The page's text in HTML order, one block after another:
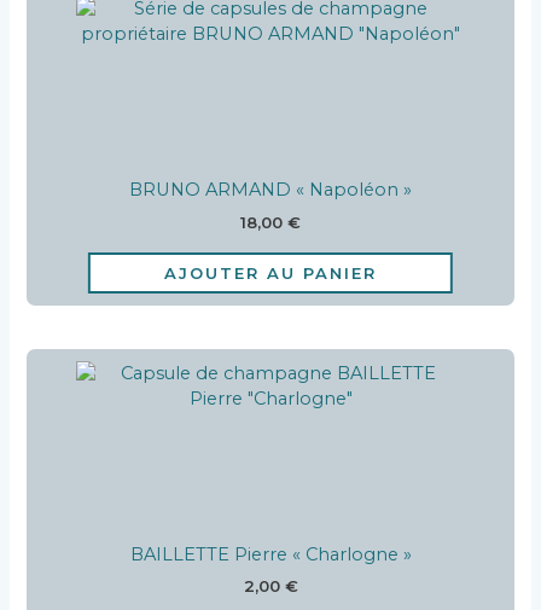
BRUNO ARMAND « Napoléon »
18,00 €
AJOUTER AU PANIER
BAILLETTE Pierre « Charlogne »
2,00 €